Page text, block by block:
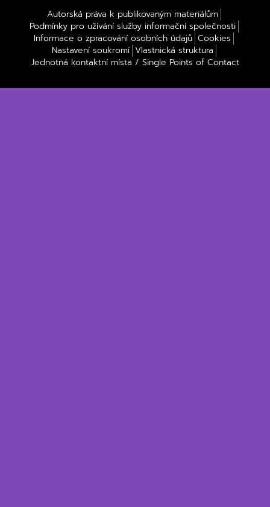
Autorská práva k publikovaným materiálům
Podmínky pro užívání služby informační společnosti
Informace o zpracování osobních údajů Cookies
Nastavení soukromí Vlastnická struktura
Jednotná kontaktní místa / Single Points of Contact